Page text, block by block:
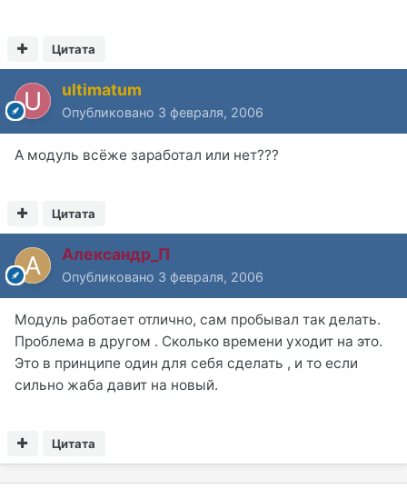
Цитата
ultimatum
Опубликовано 3 февраля, 2006
А модуль всёже заработал или нет???
Цитата
Александр_П
Опубликовано 3 февраля, 2006
Модуль работает отлично, сам пробывал так делать.
Проблема в другом . Сколько времени уходит на это.
Это в принципе один для себя сделать , и то если
сильно жаба давит на новый.
Цитата